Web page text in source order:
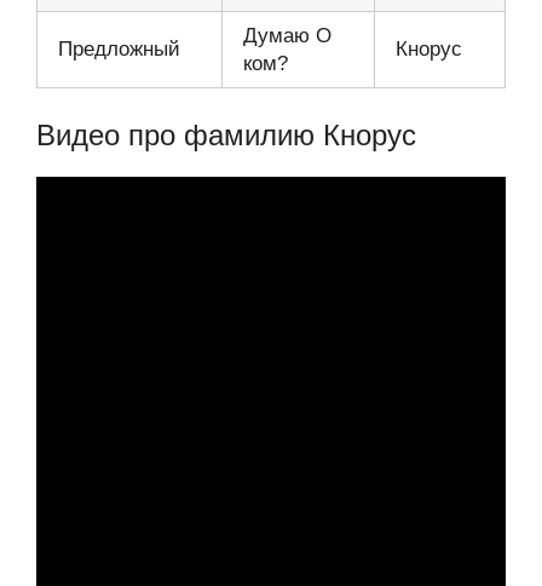
Предложный
Думаю О
ком?
Кнорус
Видео про фамилию Кнорус